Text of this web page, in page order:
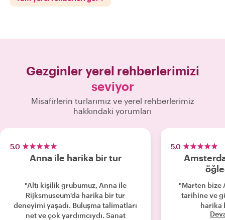
Gezginler yerel rehberlerimizi
seviyor
Misafirlerin turlarımız ve yerel rehberlerimiz
hakkındaki yorumları
5.0
Anna ile harika bir tur
"Altı kişilik grubumuz, Anna ile
Rijksmuseum'da harika bir tur
deneyimi yaşadı. Buluşma talimatları
net ve çok yardımcıydı. Sanat
5.0
"Marten bize
tarihine ve
harika